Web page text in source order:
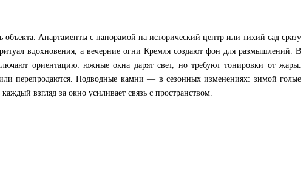
Апартаменты с панорамой на исторический центр или тихий сад сразу
вдохновения, а вечерние огни Кремля создают фон для размышлений. В
ориентацию: южные окна дарят свет, но требуют тонировки от жары.
перепродаются. Подводные камни — в сезонных изменениях: зимой голые
взгляд за окно усиливает связь с пространством.